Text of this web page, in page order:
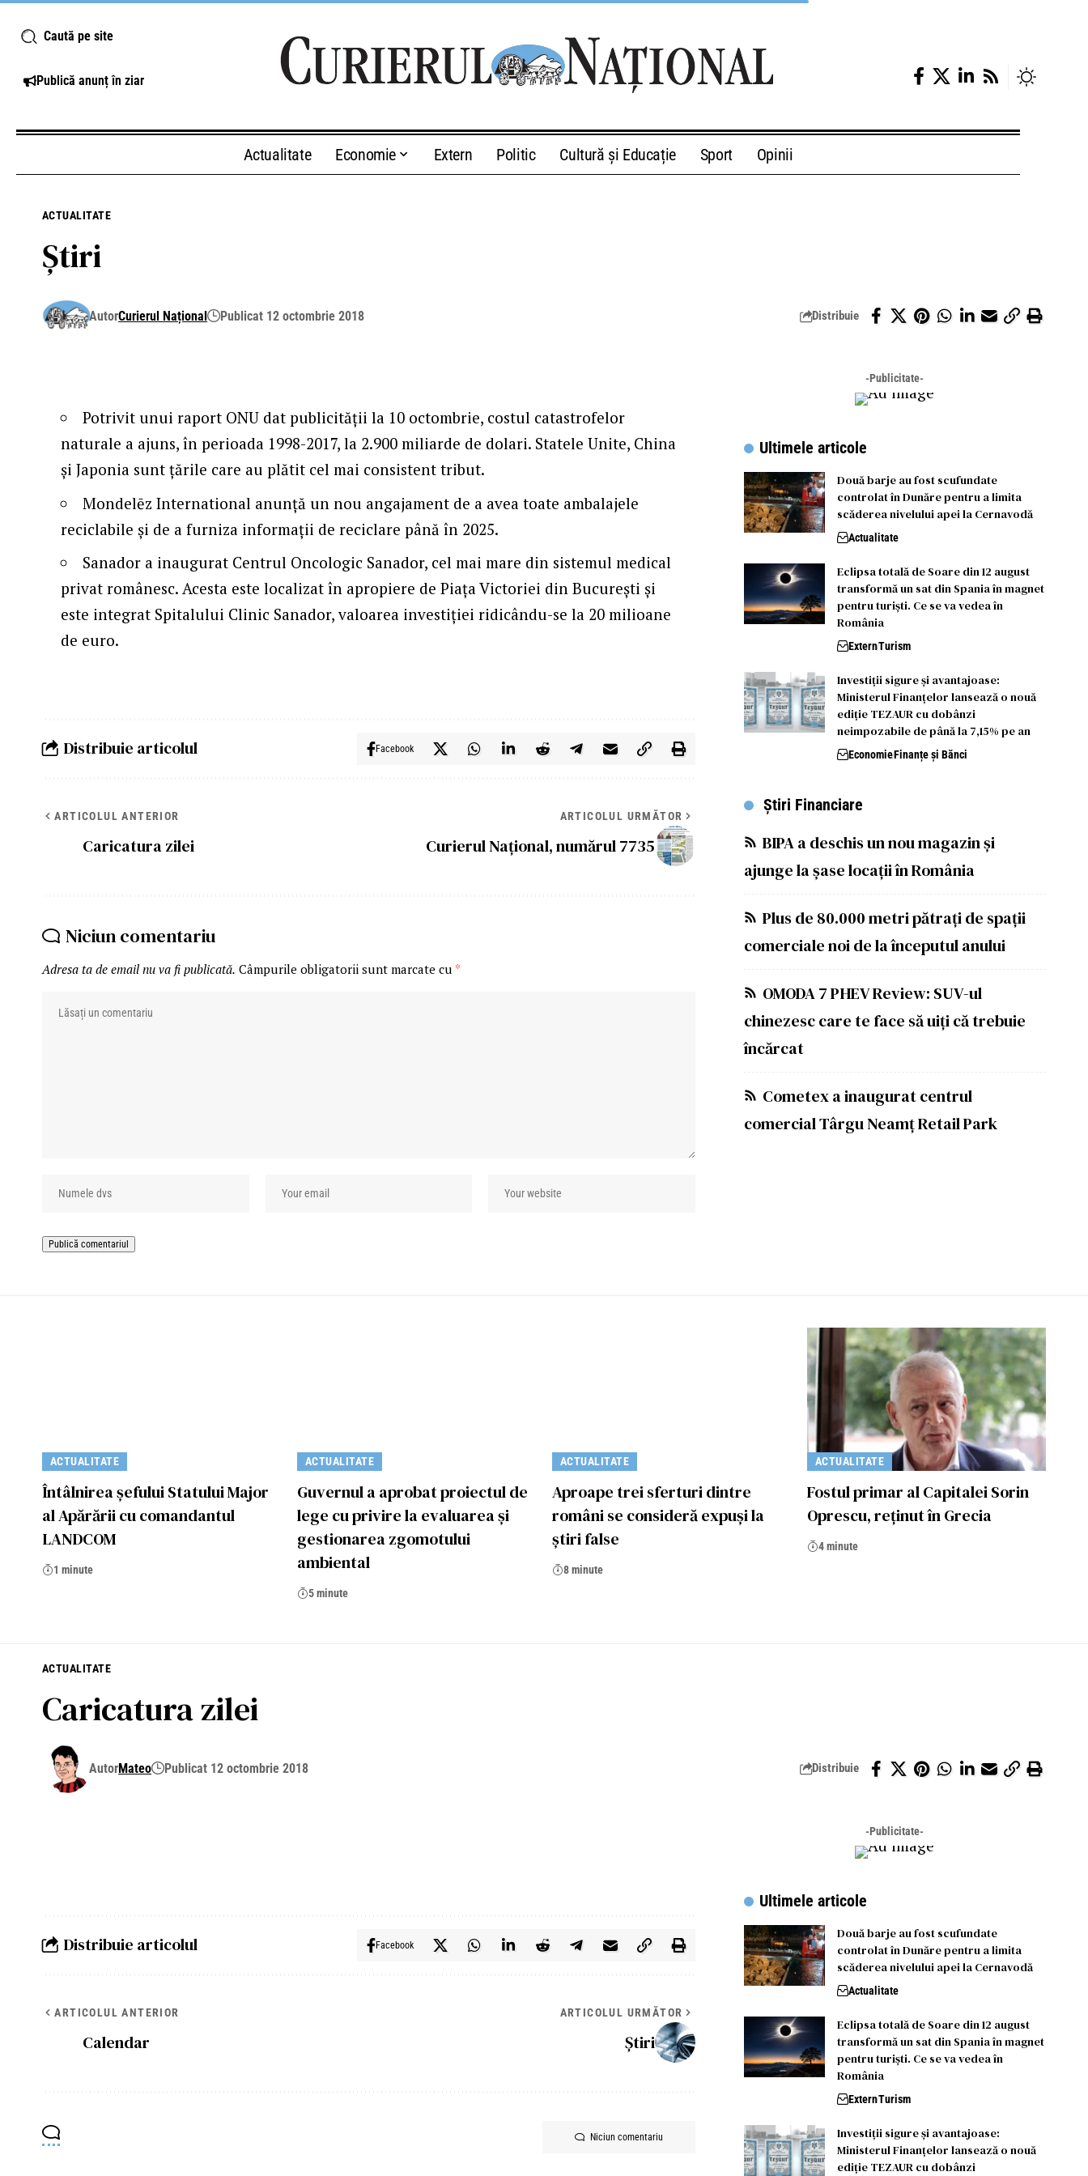
Caută pe site
Publică anunț în ziar
Actualitate Economie Extern Politic Cultură și Educație Sport Opinii
ACTUALITATE
Știri
AutorCurierul Național Publicat 12 octombrie 2018 Distribuie
Potrivit unui raport ONU dat publicității la 10 octombrie, costul catastrofelor
naturale a ajuns, în perioada 1998-2017, la 2.900 miliarde de dolari. Statele Unite, China
și Japo­nia sunt țările care au plătit cel mai consistent tribut.
Mondelēz International anunță un nou angajament de a avea toate ambalajele
reciclabile și de a furniza informații de reciclare până în 2025.
Sanador a inaugurat Centrul Oncologic Sanador, cel mai mare din sistemul me­dical
privat românesc. Acesta este localizat în apropiere de Piața Victoriei din Bucu­rești și
este integrat Spitalului Clinic Sanador, valoarea investiției ridicându-se la 20 milioane
de euro.
Distribuie articolul Facebook
ARTICOLUL ANTERIOR
Caricatura zilei
ARTICOLUL URMĂTOR
Curierul Național, numărul 7735
Niciun comentariu
Adresa ta de email nu va fi publicată. Câmpurile obligatorii sunt marcate cu *
-Publicitate-
Ultimele articole
Două barje au fost scufundate
controlat în Dunăre pentru a limita
scăderea nivelului apei la Cernavodă
Actualitate
Eclipsa totală de Soare din 12 august
transformă un sat din Spania în magnet
pentru turiști. Ce se va vedea în
România
ExternTurism
Investiții sigure și avantajoase:
Ministerul Finanțelor lansează o nouă
ediție TEZAUR cu dobânzi
neimpozabile de până la 7,15% pe an
EconomieFinanțe și Bănci
Știri Financiare
BIPA a deschis un nou magazin și
ajunge la șase locații în România
Plus de 80.000 metri pătrați de spații
comerciale noi de la începutul anului
OMODA 7 PHEV Review: SUV-ul
chinezesc care te face să uiți că trebuie
încărcat
Cometex a inaugurat centrul
comercial Târgu Neamț Retail Park
ACTUALITATE
Întâlnirea șefului Statului Major
al Apărării cu comandantul
LANDCOM
1 minute
ACTUALITATE
Guvernul a aprobat proiectul de
lege cu privire la evaluarea și
gestionarea zgomotului
ambiental
5 minute
ACTUALITATE
Aproape trei sferturi dintre
români se consideră expuși la
știri false
8 minute
ACTUALITATE
Fostul primar al Capitalei Sorin
Oprescu, reţinut în Grecia
4 minute
ACTUALITATE
Caricatura zilei
AutorMateo Publicat 12 octombrie 2018 Distribuie
Distribuie articolul Facebook
ARTICOLUL ANTERIOR
Calendar
ARTICOLUL URMĂTOR
Știri
Niciun comentariu
-Publicitate-
Ultimele articole
Două barje au fost scufundate
controlat în Dunăre pentru a limita
scăderea nivelului apei la Cernavodă
Actualitate
Eclipsa totală de Soare din 12 august
transformă un sat din Spania în magnet
pentru turiști. Ce se va vedea în
România
ExternTurism
Investiții sigure și avantajoase:
Ministerul Finanțelor lansează o nouă
ediție TEZAUR cu dobânzi